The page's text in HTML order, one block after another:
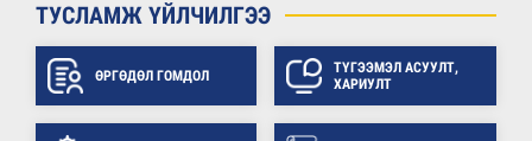
ТУСЛАМЖ ҮЙЛЧИЛГЭЭ
ӨРГӨДӨЛ ГОМДОЛ
ТҮГЭЭМЭЛ АСУУЛТ,
ХАРИУЛТ